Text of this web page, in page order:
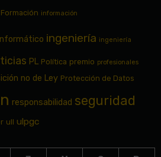
Formación información
ingeniería ingeniería
PL Política premio profesionales
no de Ley Protección de Datos
responsabilidad seguridad
ull ulpgc